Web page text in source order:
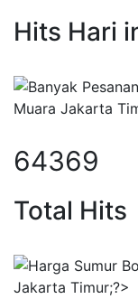
Hits Hari
84337
Total Hits